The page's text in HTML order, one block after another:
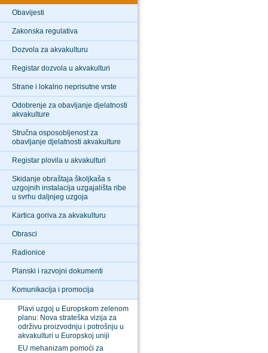
Obavijesti
Zakonska regulativa
Dozvola za akvakulturu
Registar dozvola u akvakulturi
Strane i lokalno neprisutne vrste
Odobrenje za obavljanje djelatnosti
akvakulture
Stručna osposobljenost za
obavljanje djelatnosti akvakulture
Registar plovila u akvakulturi
Skidanje obraštaja školjkaša s
uzgojnih instalacija uzgajališta ribe
u svrhu daljnjeg uzgoja
Kartica goriva za akvakulturu
Obrasci
Radionice
Planski i razvojni dokumenti
Komunikacija i promocija
Plavi uzgoj u Europskom zelenom
planu: Nova strateška vizija za
održivu proizvodnju i potrošnju u
akvakulturi u Europskoj uniji
EU mehanizam pomoći za